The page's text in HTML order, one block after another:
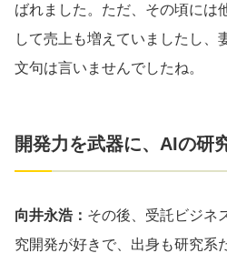
ばれました。ただ、その頃には
して売上も増えていましたし、
文句は言いませんでしたね。
開発力を武器に、AIの研
向井永浩： その後、受託ビジネ
究開発が好きで、出身も研究系